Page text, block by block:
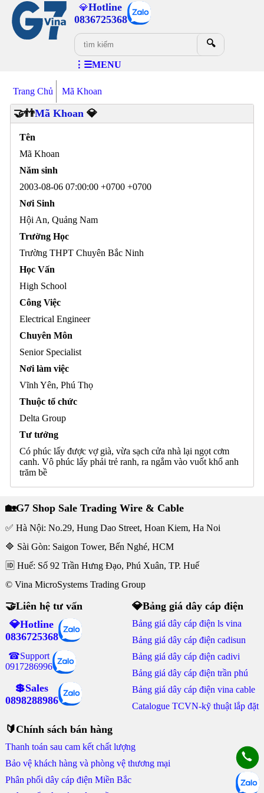
💎Hotline
0836725368
🔍
⋮☰MENU
Trang Chủ Mã Khoan
🤝👬Mã Khoan💎
Tên
Mã Khoan
Năm sinh
2003-08-06 07:00:00 +0700 +0700
Nơi Sinh
Hội An, Quảng Nam
Trường Học
Trường THPT Chuyên Bắc Ninh
Học Vấn
High School
Công Việc
Electrical Engineer
Chuyên Môn
Senior Specialist
Nơi làm việc
Vĩnh Yên, Phú Thọ
Thuộc tổ chức
Delta Group
Tư tưởng
Có phúc lấy được vợ già, vừa sạch cửa nhà lại ngọt cơm
canh. Vô phúc lấy phải trẻ ranh, ra ngắm vào vuốt khổ anh
trăm bề
🏡G7 Shop Sale Trading Wire & Cable
✅ Hà Nội: No.29, Hung Dao Street, Hoan Kiem, Ha Noi
🔷 Sài Gòn: Saigon Tower, Bến Nghé, HCM
🆔 Huế: Số 92 Trần Hưng Đạo, Phú Xuân, TP. Huế
© Vina MicroSystems Trading Group
🤝Liên hệ tư vấn
💎Hotline
0836725368
☎Support
0917286996
💲Sales
0898288986
💎Bảng giá dây cáp điện
Bảng giá dây cáp điện ls vina
Bảng giá dây cáp điện cadisun
Bảng giá dây cáp điện cadivi
Bảng giá dây cáp điện trần phú
Bảng giá dây cáp điện vina cable
Catalogue TCVN-kỹ thuật lắp đặt
🔰Chính sách bán hàng
Thanh toán sau cam kết chất lượng
Bảo vệ khách hàng và phòng vệ thương mại
Phân phối dây cáp điện Miền Bắc